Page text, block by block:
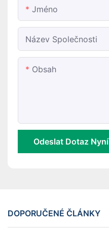
Jméno
Název Společnosti
Obsah
Odeslat Dotaz Nyní
DOPORUČENÉ ČLÁNKY